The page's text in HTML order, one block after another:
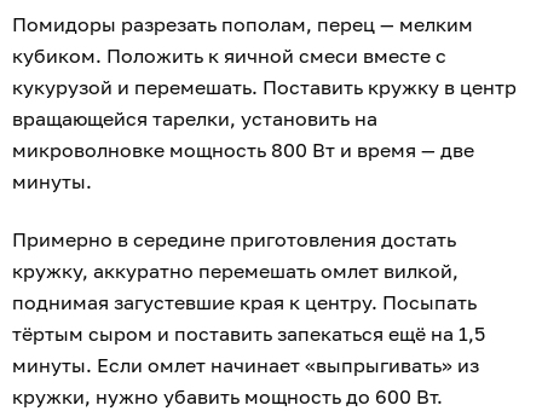
Помидоры разрезать пополам, перец — мелким
кубиком. Положить к яичной смеси вместе с
кукурузой и перемешать. Поставить кружку в центр
вращающейся тарелки, установить на
микроволновке мощность 800 Вт и время — две
минуты.
Примерно в середине приготовления достать
кружку, аккуратно перемешать омлет вилкой,
поднимая загустевшие края к центру. Посыпать
тёртым сыром и поставить запекаться ещё на 1,5
минуты. Если омлет начинает «выпрыгивать» из
кружки, нужно убавить мощность до 600 Вт.